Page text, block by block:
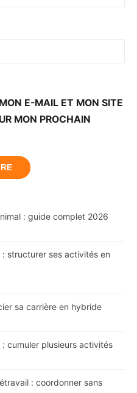
E-MAIL ET MON SITE
MON PROCHAIN
: guide complet 2026
structurer ses activités en
sa carrière en hybride
cumuler plusieurs activités
: coordonner sans